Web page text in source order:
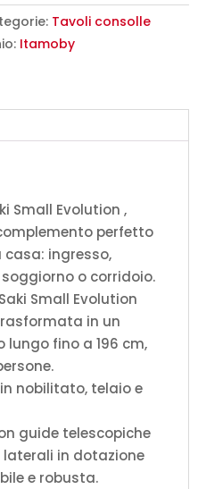
Tavoli consolle
Itamoby
Small Evolution ,
perfetto
ingresso,
o corridoio.
Small Evolution
in un
fino a 196 cm,
nobilitato, telaio e
guide telescopiche
in dotazione
e robusta.